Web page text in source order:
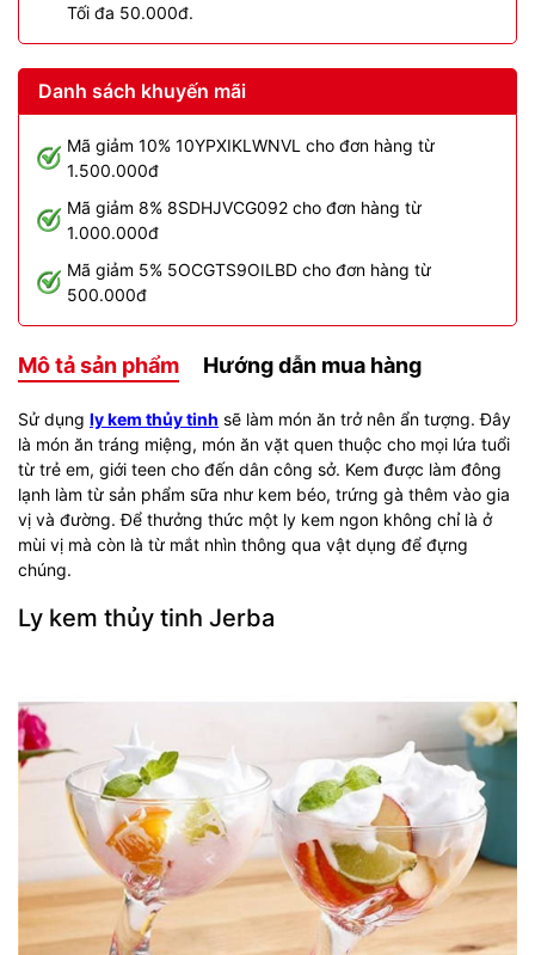
Tối đa 50.000đ.
Danh sách khuyến mãi
Mã giảm 10% 10YPXIKLWNVL cho đơn hàng từ
1.500.000đ
Mã giảm 8% 8SDHJVCG092 cho đơn hàng từ
1.000.000đ
Mã giảm 5% 5OCGTS9OILBD cho đơn hàng từ
500.000đ
Mô tả sản phẩm Hướng dẫn mua hàng
Sử dụng ly kem thủy tinh sẽ làm món ăn trở nên ẩn tượng. Đây
là món ăn tráng miệng, món ăn vặt quen thuộc cho mọi lứa tuổi
từ trẻ em, giới teen cho đến dân công sở. Kem được làm đông
lạnh làm từ sản phẩm sữa như kem béo, trứng gà thêm vào gia
vị và đường. Để thưởng thức một ly kem ngon không chỉ là ở
mùi vị mà còn là từ mắt nhìn thông qua vật dụng để đựng
chúng.
Ly kem thủy tinh Jerba